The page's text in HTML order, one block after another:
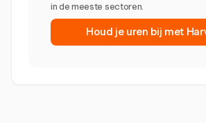
in de meeste sectoren.
Houd je uren bij met